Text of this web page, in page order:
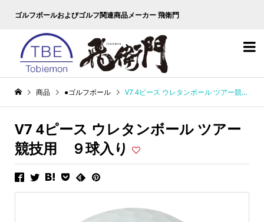
ゴルフボールおよびゴルフ関連商品メーカー 飛衛門

商品 ●ゴルフボール V7 4ピース ウレタンボール ツアー競技用 ９球入り
V7 4ピース ウレタンボール ツアー
競技用 ９球入り